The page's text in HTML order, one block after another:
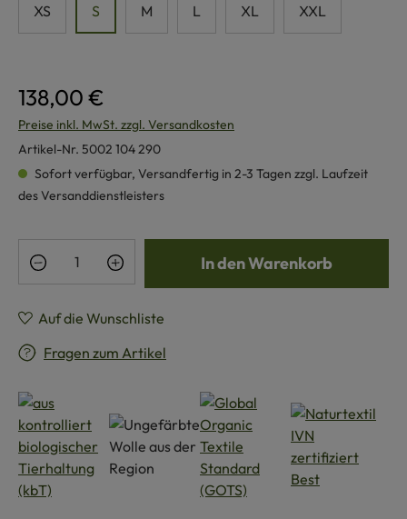
XS S M L XL XXL
138,00 €
Preise inkl. MwSt. zzgl. Versandkosten
Artikel-Nr. 5002 104 290
Sofort verfügbar, Versandfertig in 2-3 Tagen zzgl. Laufzeit
des Versanddienstleisters
Produkt Anzahl: Gib den gewünschten
In den Warenkorb
Auf die Wunschliste
Fragen zum Artikel